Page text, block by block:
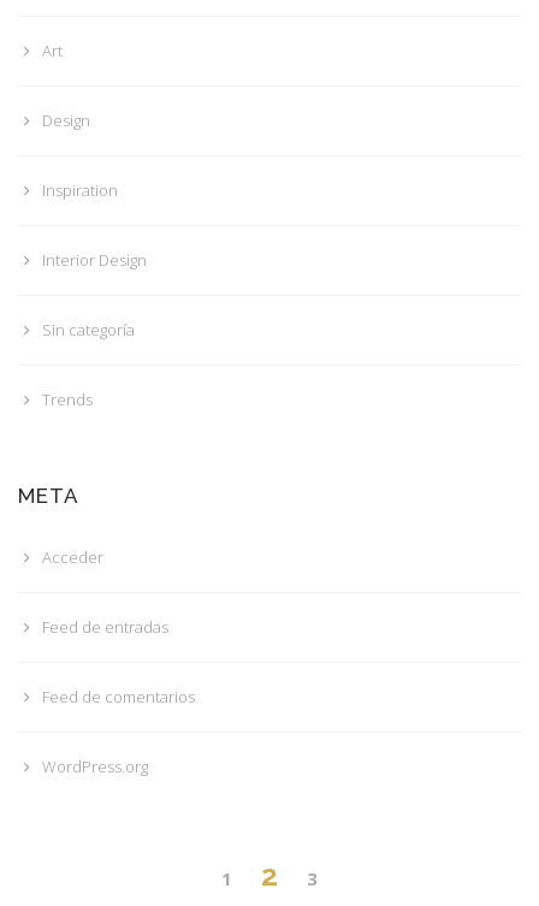
Art
Design
Inspiration
Interior Design
Sin categoría
Trends
META
Acceder
Feed de entradas
Feed de comentarios
WordPress.org
1 2 3